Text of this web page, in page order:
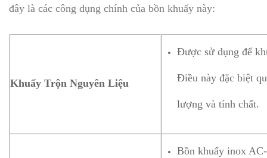
đây là các công dụng chính của bồn khuấy này:
Khuấy Trộn Nguyên Liệu
Được sử dụng để
Điều này đặc biệt
lượng và tính chất.
Bồn khuấy inox